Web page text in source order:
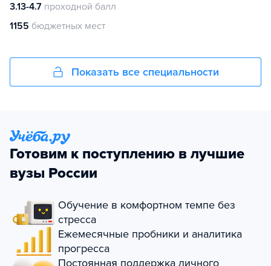
3.13-4.7 проходной балл
1155 бюджетных мест
Показать все специальности
Готовим к поступлению в лучшие
вузы России
Обучение в комфортном темпе без
стресса
Ежемесячные пробники и аналитика
прогресса
Постоянная поддержка личного